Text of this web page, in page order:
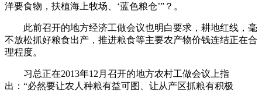
洋要食物，扶植海上牧场、‘蓝色粮仓’”？。
此前召开的地方经济工做会议也明白要求，耕地红线，毫
不放松抓好粮食出产，推进粮食等主要农产物价钱连结正在合
理程度。
习总正在2013年12月召开的地方农村工做会议上指
出：“必然要让农人种粮有益可图、让从产区抓粮有积极